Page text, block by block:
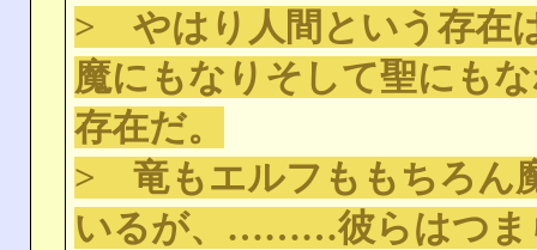
> やはり人間という存在
魔にもなりそして聖にも
存在だ。
> 竜もエルフももちろん
いるが、………彼らはつま